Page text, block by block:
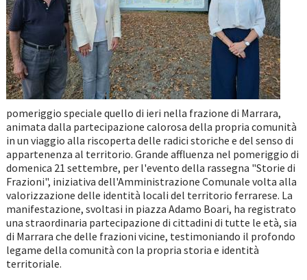
pomeriggio speciale quello di ieri nella frazione di Marrara,
animata dalla partecipazione calorosa della propria comunità
in un viaggio alla riscoperta delle radici storiche e del senso di
appartenenza al territorio. Grande affluenza nel pomeriggio di
domenica 21 settembre, per l'evento della rassegna "Storie di
Frazioni", iniziativa dell'Amministrazione Comunale volta alla
valorizzazione delle identità locali del territorio ferrarese. La
manifestazione, svoltasi in piazza Adamo Boari, ha registrato
una straordinaria partecipazione di cittadini di tutte le età, sia
di Marrara che delle frazioni vicine, testimoniando il profondo
legame della comunità con la propria storia e identità
territoriale.